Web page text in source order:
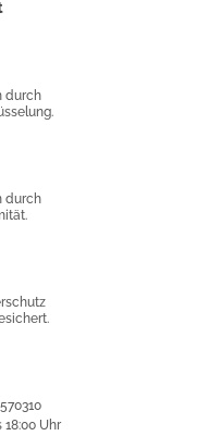
durch
durch
18:00 Uhr